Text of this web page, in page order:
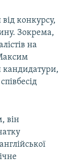
конкурсу,
Зокрема,
на
кандидатури,
він